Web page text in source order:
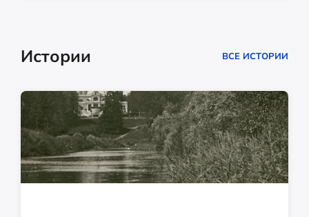
Истории ВСЕ ИСТОРИИ